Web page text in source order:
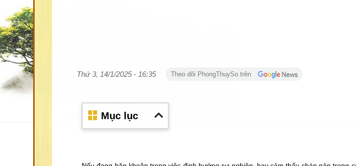
Thứ 3, 14/1/2025 - 16:35 Theo dõi PhongThuySo trên
Mục lục